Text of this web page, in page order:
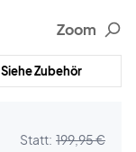
Zoom
Siehe Zubehör
Statt: 199,95 €